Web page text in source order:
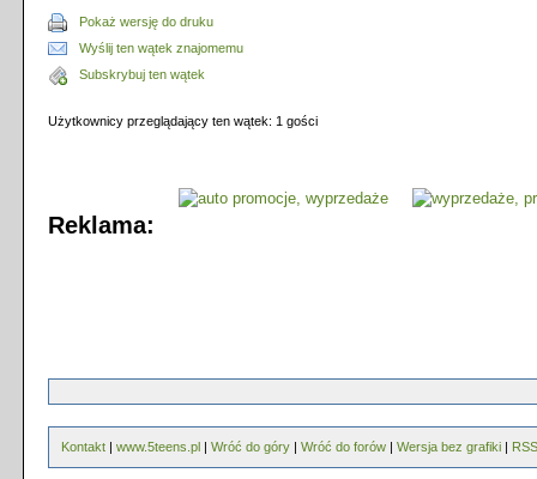
Pokaż wersję do druku
Wyślij ten wątek znajomemu
Subskrybuj ten wątek
Użytkownicy przeglądający ten wątek: 1 gości
Reklama:
Kontakt | www.5teens.pl | Wróć do góry | Wróć do forów | Wersja bez grafiki | RSS